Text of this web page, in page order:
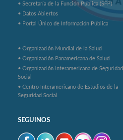
• Secretaría de la Función Pública (SFP)
• Datos Abiertos
• Portal Único de Información Pública
• Organización Mundial de la Salud
• Organización Panamericana de Salud
• Organización Interamericana de Seguridad
Social
• Centro Interamericano de Estudios de la
Seguridad Social
SEGUINOS